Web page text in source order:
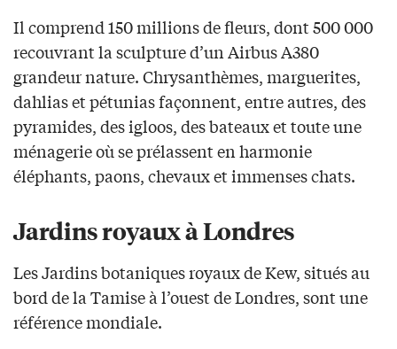
Il comprend 150 millions de fleurs, dont 500 000
recouvrant la sculpture d’un Airbus A380
grandeur nature. Chrysanthèmes, marguerites,
dahlias et pétunias façonnent, entre autres, des
pyramides, des igloos, des bateaux et toute une
ménagerie où se prélassent en harmonie
éléphants, paons, chevaux et immenses chats.
Jardins royaux à Londres
Les Jardins botaniques royaux de Kew, situés au
bord de la Tamise à l’ouest de Londres, sont une
référence mondiale.